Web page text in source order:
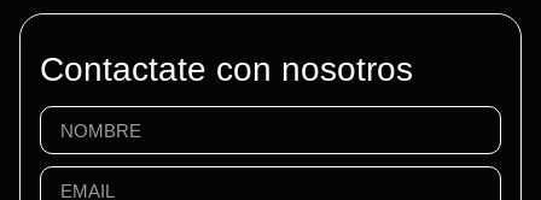
Contactate con nosotros